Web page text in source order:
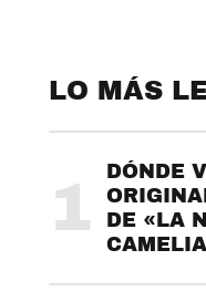
LO MÁS
1
DÓNDE
DE «LA